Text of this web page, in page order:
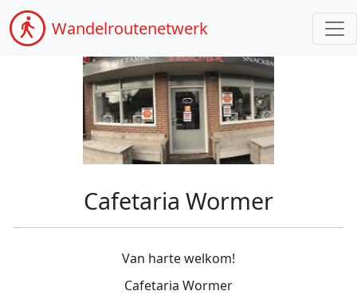
Wandelroutenetwerk
Cafetaria Wormer
Van harte welkom!
Cafetaria Wormer